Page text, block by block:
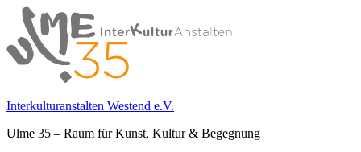
Springe
zum
Inhalt
Interkulturanstalten Westend e.V.
Ulme 35 – Raum für Kunst, Kultur & Begegnung